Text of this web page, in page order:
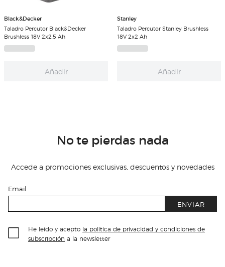
Black&Decker
Taladro Percutor Black&Decker
Brushless 18V 2x2,5 Ah
Añadir
Stanley
Taladro Percutor Stanley Brushless
18V 2x2 Ah
Añadir
No te pierdas nada
Accede a promociones exclusivas, descuentos y novedades
Email
ENVIAR
He leído y acepto la política de privacidad y condiciones de
subscripción a la newsletter